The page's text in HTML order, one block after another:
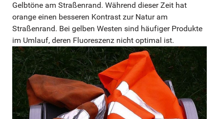
Gelbtöne am Straßenrand. Während dieser Zeit hat
orange einen besseren Kontrast zur Natur am
Straßenrand. Bei gelben Westen sind häufiger Produkte
im Umlauf, deren Fluoreszenz nicht optimal ist.